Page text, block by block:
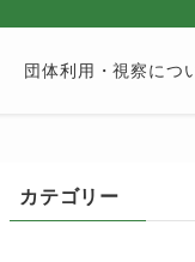
団体利用・視察につ
カテゴリー